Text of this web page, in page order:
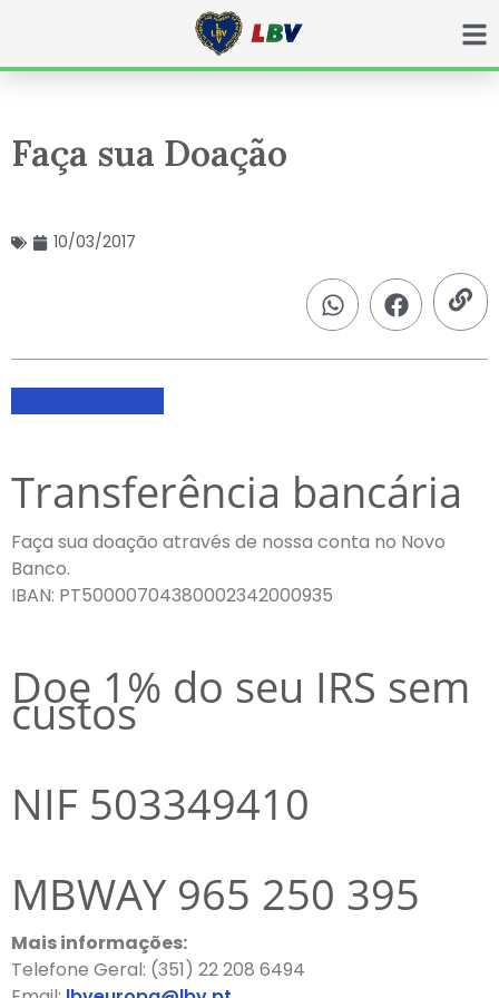
Faça sua Doação
10/03/2017
Transferência bancária
Faça sua doação através de nossa conta no Novo
Banco.
IBAN: PT50000704380002342000935
Doe 1% do seu IRS sem
custos
NIF 503349410
MBWAY 965 250 395
Mais informações:
Telefone Geral: (351) 22 208 6494